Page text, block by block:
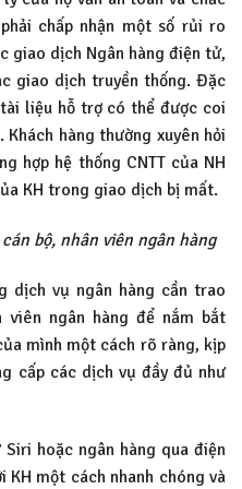
chấp nhận một số rủi ro
giao dịch Ngân hàng điện tử,
giao dịch truyền thống. Đặc
liệu hỗ trợ có thể được coi
hàng thường xuyên hỏi
hợp hệ thống CNTT của NH
KH trong giao dịch bị mất.
bộ, nhân viên ngân hàng
dịch vụ ngân hàng cần trao
ngân hàng để nắm bắt
mình một cách rõ ràng, kịp
cấp các dịch vụ đầy đủ như
hoặc ngân hàng qua điện
một cách nhanh chóng và